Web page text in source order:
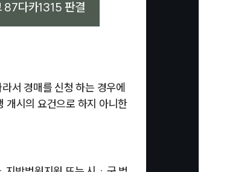
다카1315 판결
서 경매를 신청 하는 경우에
개시의 요건으로 하지 아니한